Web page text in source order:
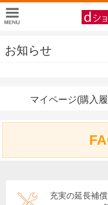
お知らせ
マイページ(購入
充実の延長補償